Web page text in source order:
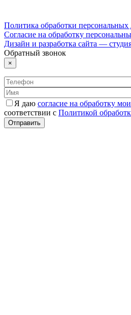
Политика обработки
Согласие на обработку
Дизайн и разработка сайта —
Обратный звонок
×
Я даю согласие на обработку
соответствии с Политикой
Отправить